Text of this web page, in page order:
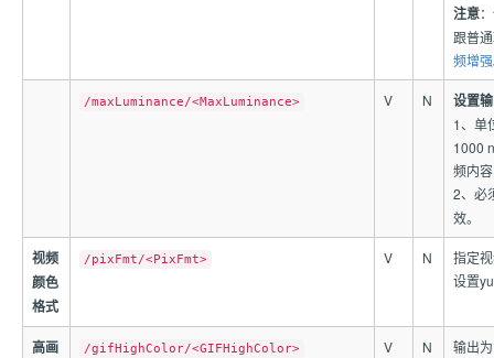
注意
跟普
频增强
/maxLuminance/<MaxLuminance> V N 设置
1、单
1000
频内
2、必
效。
视频
颜色
格式
/pixFmt/<PixFmt> V N
指定
设置
高画
/gifHighColor/<GIFHighColor> V N
输出